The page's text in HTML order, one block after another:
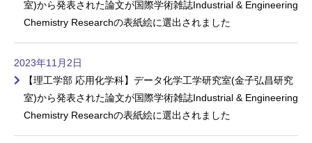
室)から発表された論文が国際学術雑誌Industrial & Engineering
Chemistry Researchの表紙絵に選出されました
2023年11月2日
【理工学部 応用化学科】データ化学工学研究室(金子弘昌研究
室)から発表された論文が国際学術雑誌Industrial & Engineering
Chemistry Researchの表紙絵に選出されました